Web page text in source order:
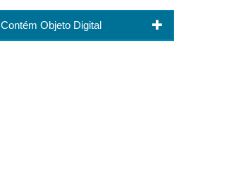
Contém Objeto Digital